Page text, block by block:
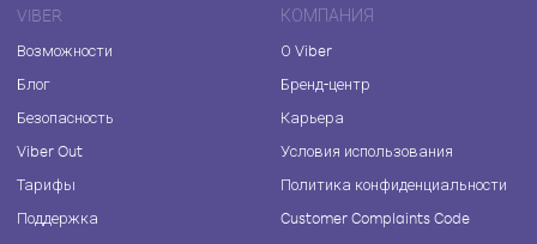
VIBER
Возможности
Блог
Безопасность
Viber Out
Тарифы
Поддержка
КОМПАНИЯ
О Viber
Бренд-центр
Карьера
Условия использования
Политика конфиденциальности
Customer Complaints Code